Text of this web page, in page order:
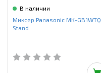
В наличии
Миксер Panasonic MK-GB1WTQ
Stand